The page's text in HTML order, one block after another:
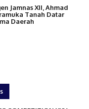
Jamnas XII, Ahmad
Tanah Datar
Daerah